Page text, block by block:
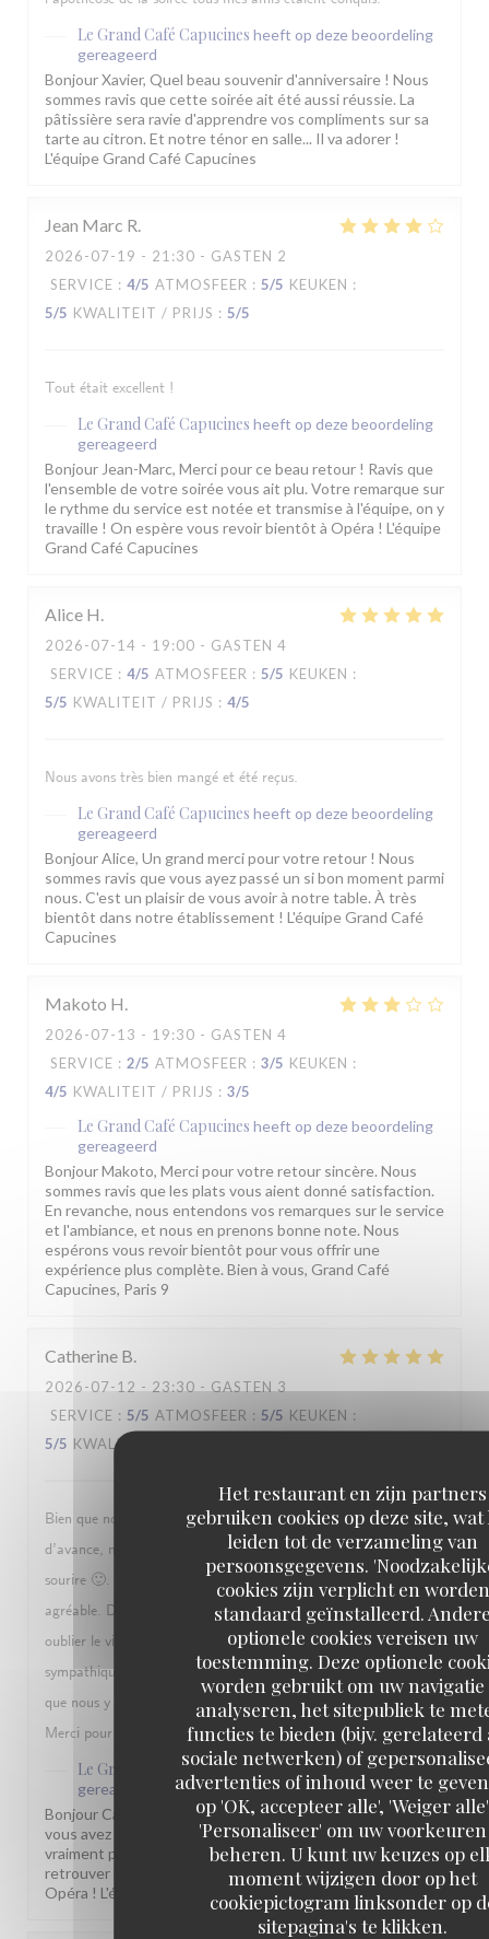
Het restaurant en zijn partners
gebruiken cookies op deze site, wat
leiden tot de verzameling van
persoonsgegevens.
cookies zijn verplicht en worden
standaard geïnstalleerd.
optionele cookies vereisen uw
toestemming. Deze optionele
worden gebruikt om uw navigatie
analyseren, het sitepubliek te
functies te bieden (bijv. gerelateerd
sociale netwerken) of
advertenties of inhoud weer te
op 'OK, accepteer alle', 'Weiger
'Personaliseer' om uw
beheren. U kunt uw keuzes op
moment wijzigen door op het
cookiepictogram linksonder op
sitepagina's te klikken.
Le Grand Café Capucines heeft op deze beoordeling
gereageerd
Bonjour Xavier, Quel beau souvenir d'anniversaire ! Nous
sommes ravis que cette soirée ait été aussi réussie. La
pâtissière sera ravie d'apprendre vos compliments sur sa
tarte au citron. Et notre ténor en salle... Il va adorer !
L'équipe Grand Café Capucines
Jean Marc R
2026-07-19 - 21:30 - GASTEN 2
SERVICE : 4/5 ATMOSFEER : 5/5 KEUKEN :
5/5 KWALITEIT / PRIJS : 5/5
Tout était excellent !
Le Grand Café Capucines heeft op deze beoordeling
gereageerd
Bonjour Jean-Marc, Merci pour ce beau retour ! Ravis que
l'ensemble de votre soirée vous ait plu. Votre remarque sur
le rythme du service est notée et transmise à l'équipe, on y
travaille ! On espère vous revoir bientôt à Opéra ! L'équipe
Grand Café Capucines
Alice H
2026-07-14 - 19:00 - GASTEN 4
SERVICE : 4/5 ATMOSFEER : 5/5 KEUKEN :
5/5 KWALITEIT / PRIJS : 4/5
Nous avons très bien mangé et été reçus.
Le Grand Café Capucines heeft op deze beoordeling
gereageerd
Bonjour Alice, Un grand merci pour votre retour ! Nous
sommes ravis que vous ayez passé un si bon moment parmi
nous. C'est un plaisir de vous avoir à notre table. À très
bientôt dans notre établissement ! L'équipe Grand Café
Capucines
Makoto H
2026-07-13 - 19:30 - GASTEN 4
SERVICE : 2/5 ATMOSFEER : 3/5 KEUKEN :
4/5 KWALITEIT / PRIJS : 3/5
Le Grand Café Capucines heeft op deze beoordeling
gereageerd
Bonjour Makoto, Merci pour votre retour sincère. Nous
sommes ravis que les plats vous aient donné satisfaction.
En revanche, nous entendons vos remarques sur le service
et l'ambiance, et nous en prenons bonne note. Nous
espérons vous revoir bientôt pour vous offrir une
expérience plus complète. Bien à vous, Grand Café
Capucines, Paris 9
Catherine B
2026-07-12 - 23:30 - GASTEN 3
SERVICE : 5/5 ATMOSFEER : 5/5 KEUKEN :
5/5 KWALITEIT / PRIJS
Bien que nous soyons arrivés avec plus de trois quart d’heure
d’avance, nous avons été accueilli sans problème, et avec le
sourire 🙂. Ensuite, notre repas s’est déroulé de façon très
agréable. De l’apéritif, en passant par les entrées, les plats, sans
oublier le vin, tout fut délicieux. Le personnel est très
sympathique, et très professionnel. Ce n’est pas la première fois
que nous y venons, et ce ne sera sûrement pas la dernière !!
Merci pour cette très belle fin de soirée.
Le Grand Café Capucines heeft op deze beoordeling
gereageerd
Bonjour Catherine, Quel beau retour, merci ! Savoir que
vous avez été bien accueillis dès votre arrivée nous fait
vraiment plaisir. Toute l'équipe sera ravie de vous
retrouver pour une prochaine belle soirée. À très bientôt à
Opéra ! L'équipe Grand Café Capucines